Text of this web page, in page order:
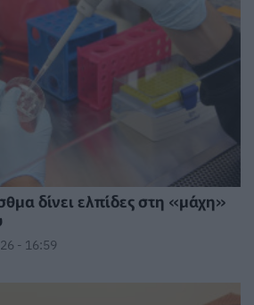
δίνει ελπίδες στη «μάχη»
- 16:59